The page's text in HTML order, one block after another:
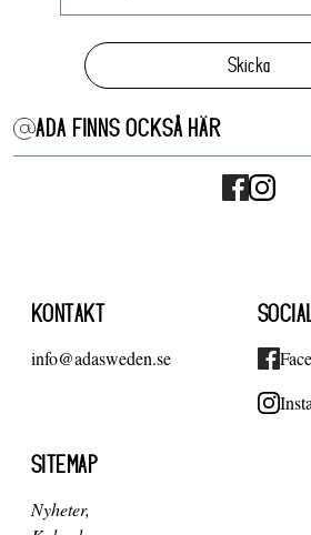
Skicka
ADA FINNS OCKSÅ HÄR
KONTAKT
info@adasweden.se
SITEMAP
Nyheter